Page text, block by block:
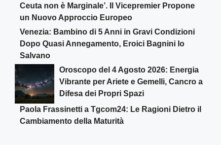
Ceuta non è Marginale’. Il Vicepremier Propone
un Nuovo Approccio Europeo
Venezia: Bambino di 5 Anni in Gravi Condizioni
Dopo Quasi Annegamento, Eroici Bagnini lo
Salvano
Oroscopo del 4 Agosto 2026: Energia
Vibrante per Ariete e Gemelli, Cancro a
Difesa dei Propri Spazi
Paola Frassinetti a Tgcom24: Le Ragioni Dietro il
Cambiamento della Maturità